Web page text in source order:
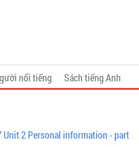
nổi tiếng Sách tiếng Anh
Unit 2 Personal information - part